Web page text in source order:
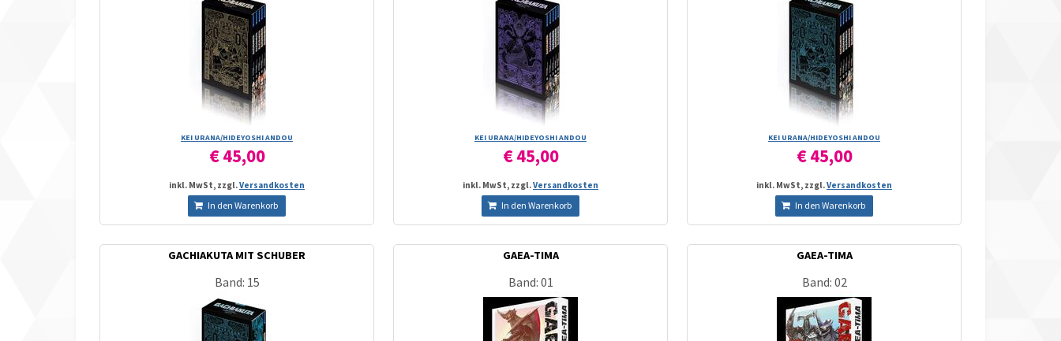
KEI URANA/­HIDEYOSHI ANDOU
€ 45,00
inkl. MwSt, zzgl.Versandkosten
In den Warenkorb
KEI URANA/­HIDEYOSHI ANDOU
€ 45,00
inkl. MwSt, zzgl.Versandkosten
In den Warenkorb
KEI URANA/­HIDEYOSHI ANDOU
€ 45,00
inkl. MwSt, zzgl.Versandkosten
In den Warenkorb
GACHIAKUTA MIT SCHUBER
Band: 15
GAEA-TIMA
Band: 01
GAEA-TIMA
Band: 02